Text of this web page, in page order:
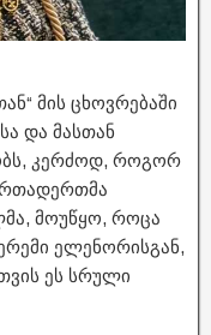
მის ცხოვრებაში
და მასთან
კერძოდ, როგორ
მოუწყო, როცა
ელენორისგან,
ეს სრული